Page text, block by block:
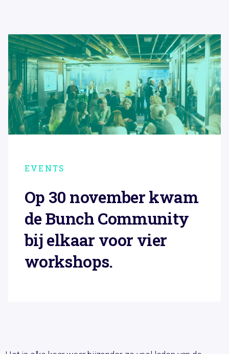
EVENTS
Op 30 november kwam
de Bunch Community
bij elkaar voor vier
workshops.